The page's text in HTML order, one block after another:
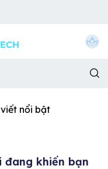
nổi bật
đang khiến bạn